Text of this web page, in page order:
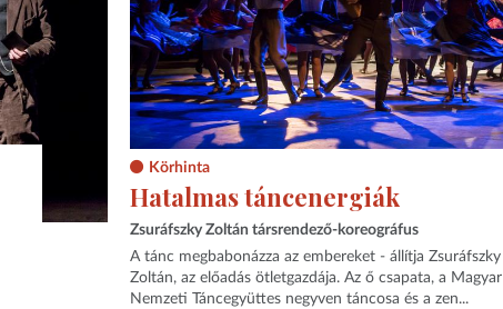
Körhinta
Hatalmas táncenergiák
Zsuráfszky Zoltán társrendező-koreográfus
A tánc megbabonázza az embereket - állítja Zsuráfszky
Zoltán, az előadás ötletgazdája. Az ő csapata, a Magyar
Nemzeti Táncegyüttes negyven táncosa és a zen...